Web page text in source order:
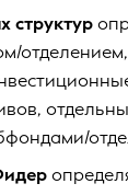
структур